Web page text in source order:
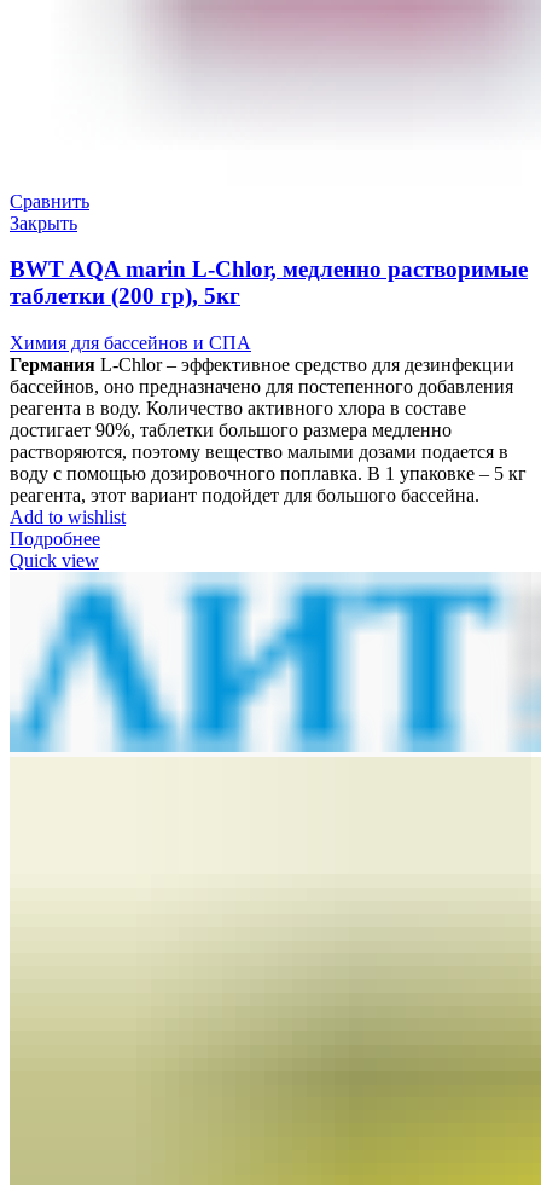
Сравнить
Закрыть
BWT AQA marin L-Chlor, медленно растворимые
таблетки (200 гр), 5кг
Химия для бассейнов и СПА
Германия L-Chlor – эффективное средство для дезинфекции
бассейнов, оно предназначено для постепенного добавления
реагента в воду. Количество активного хлора в составе
достигает 90%, таблетки большого размера медленно
растворяются, поэтому вещество малыми дозами подается в
воду с помощью дозировочного поплавка. В 1 упаковке – 5 кг
реагента, этот вариант подойдет для большого бассейна.
Add to wishlist
Подробнее
Quick view